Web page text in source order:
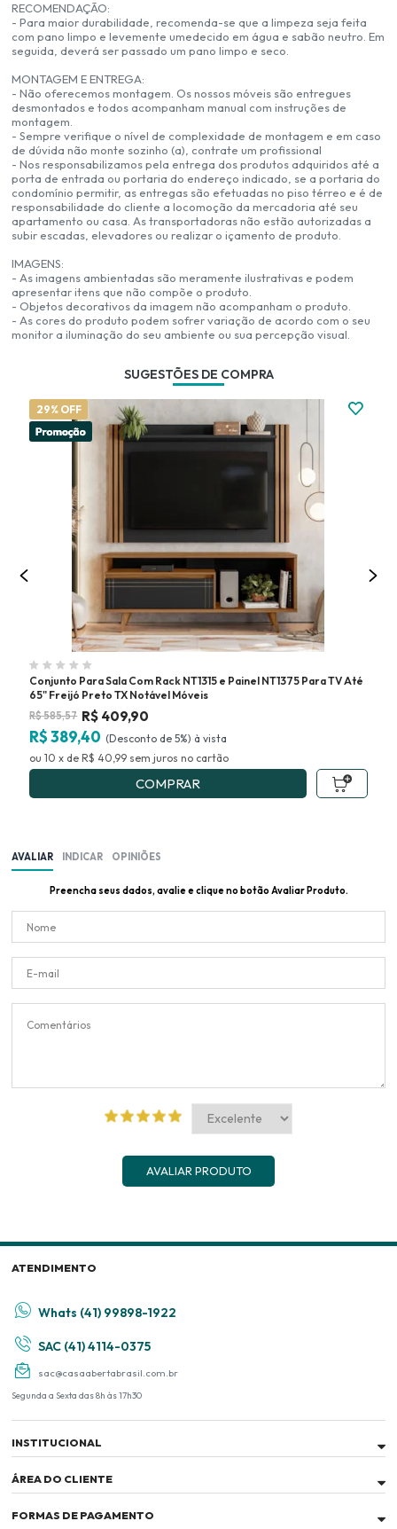
RECOMENDAÇÃO:
- Para maior durabilidade, recomenda-se que a limpeza seja feita
com pano limpo e levemente umedecido em água e sabão neutro. Em
seguida, deverá ser passado um pano limpo e seco.
MONTAGEM E ENTREGA:
- Não oferecemos montagem. Os nossos móveis são entregues
desmontados e todos acompanham manual com instruções de
montagem.
- Sempre verifique o nível de complexidade de montagem e em caso
de dúvida não monte sozinho (a), contrate um profissional
- Nos responsabilizamos pela entrega dos produtos adquiridos até a
porta de entrada ou portaria do endereço indicado, se a portaria do
condomínio permitir, as entregas são efetuadas no piso térreo e é de
responsabilidade do cliente a locomoção da mercadoria até seu
apartamento ou casa. As transportadoras não estão autorizadas a
subir escadas, elevadores ou realizar o içamento de produto.
IMAGENS:
- As imagens ambientadas são meramente ilustrativas e podem
apresentar itens que não compõe o produto.
- Objetos decorativos da imagem não acompanham o produto.
- As cores do produto podem sofrer variação de acordo com o seu
monitor a iluminação do seu ambiente ou sua percepção visual.
SUGESTÕES DE COMPRA
29% OFF
Conjunto Para Sala Com Rack NT1315 e Painel NT1375 Para TV Até
65" Freijó Preto TX Notável Móveis
R$585,57 R$ 409,90
R$ 389,40 (Desconto de 5%)
10 x de R$ 40,99 sem juros no
COMPRAR
AVALIAR INDICAR OPINIÕES
Preencha seus dados, avalie e clique no botão Avaliar Produto.
AVALIAR PRODUTO
ATENDIMENTO
Whats (41) 99898-1922
SAC (41) 4114-0375
sac@casaabertabrasil.com.br
Segunda a Sexta das 8h às 17h30
INSTITUCIONAL
ÁREA DO CLIENTE
FORMAS DE PAGAMENTO